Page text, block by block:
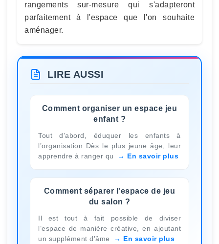
rangements sur-mesure qui s'adapteront
parfaitement à l'espace que l'on souhaite
aménager.
LIRE AUSSI
Comment organiser un espace jeu
enfant ?
Tout d’abord, éduquer les enfants à
l’organisation Dès le plus jeune âge, leur
apprendre à ranger qu
En savoir plus
Comment séparer l'espace de jeu
du salon ?
Il est tout à fait possible de diviser
l’espace de manière créative, en ajoutant
un supplément d’âme
En savoir plus